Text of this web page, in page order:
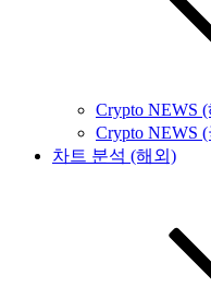
Crypto NEWS
Crypto NEWS
차트 분석 (해외)